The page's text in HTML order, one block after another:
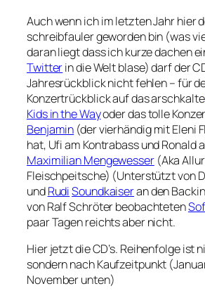
Auch wenn ich im letzten Jahr hier
schreibfauler geworden bin (was
daran liegt dass ich kurze dachen
Twitterin die Welt blase) darf der
Jahresrückblick nicht fehlen – für
Konzertrückblick auf das arschkalte
Kids in the Wayoder das tolle
Benjamin (der vierhändig mit Eleni
hat, Ufi am Kontrabass und Ronald
Maximilian Mengewesser(Aka
Fleischpeitsche) (Unterstützt von
undRudiSoundkaiseran den
von Ralf Schröter beobachteten
paar Tagen reichts aber nicht.
Hier jetzt die CD’s. Reihenfolge ist
sondern nach Kaufzeitpunkt
November unten)